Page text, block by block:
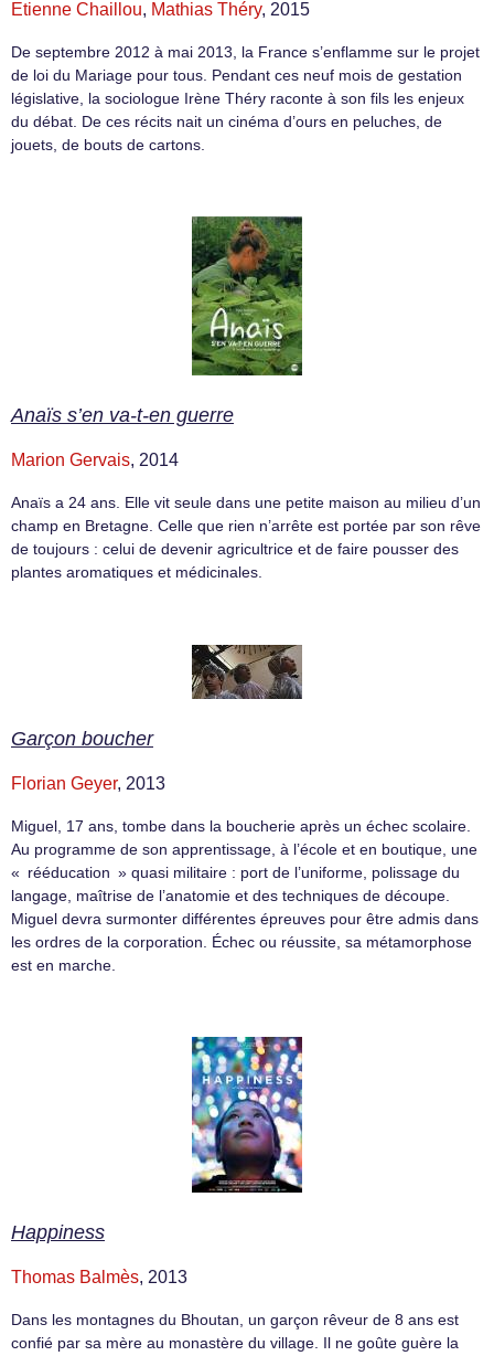
Etienne Chaillou, Mathias Théry, 2015
De septembre 2012 à mai 2013, la France s’enflamme sur le projet
de loi du Mariage pour tous. Pendant ces neuf mois de gestation
législative, la sociologue Irène Théry raconte à son fils les enjeux
du débat. De ces récits nait un cinéma d’ours en peluches, de
jouets, de bouts de cartons.
Anaïs s’en va-t-en guerre
Marion Gervais, 2014
Anaïs a 24 ans. Elle vit seule dans une petite maison au milieu d’un
champ en Bretagne. Celle que rien n’arrête est portée par son rêve
de toujours : celui de devenir agricultrice et de faire pousser des
plantes aromatiques et médicinales.
Garçon boucher
Florian Geyer, 2013
Miguel, 17 ans, tombe dans la boucherie après un échec scolaire.
Au programme de son apprentissage, à l’école et en boutique, une
« rééducation » quasi militaire : port de l’uniforme, polissage du
langage, maîtrise de l’anatomie et des techniques de découpe.
Miguel devra surmonter différentes épreuves pour être admis dans
les ordres de la corporation. Échec ou réussite, sa métamorphose
est en marche.
Happiness
Thomas Balmès, 2013
Dans les montagnes du Bhoutan, un garçon rêveur de 8 ans est
confié par sa mère au monastère du village. Il ne goûte guère la